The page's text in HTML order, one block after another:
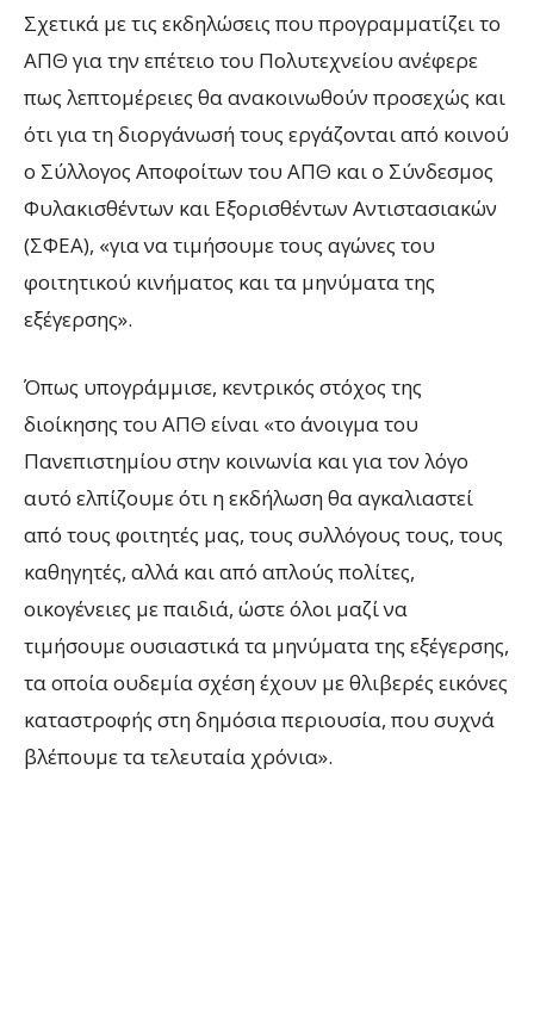
Σχετικά με τις εκδηλώσεις που προγραμματίζει το
ΑΠΘ για την επέτειο του Πολυτεχνείου ανέφερε
πως λεπτομέρειες θα ανακοινωθούν προσεχώς και
ότι για τη διοργάνωσή τους εργάζονται από κοινού
ο Σύλλογος Αποφοίτων του ΑΠΘ και ο Σύνδεσμος
Φυλακισθέντων και Εξορισθέντων Αντιστασιακών
(ΣΦΕΑ), «για να τιμήσουμε τους αγώνες του
φοιτητικού κινήματος και τα μηνύματα της
εξέγερσης».
Όπως υπογράμμισε, κεντρικός στόχος της
διοίκησης του ΑΠΘ είναι «το άνοιγμα του
Πανεπιστημίου στην κοινωνία και για τον λόγο
αυτό ελπίζουμε ότι η εκδήλωση θα αγκαλιαστεί
από τους φοιτητές μας, τους συλλόγους τους, τους
καθηγητές, αλλά και από απλούς πολίτες,
οικογένειες με παιδιά, ώστε όλοι μαζί να
τιμήσουμε ουσιαστικά τα μηνύματα της εξέγερσης,
τα οποία ουδεμία σχέση έχουν με θλιβερές εικόνες
καταστροφής στη δημόσια περιουσία, που συχνά
βλέπουμε τα τελευταία χρόνια».